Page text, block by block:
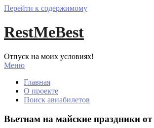
Перейти к содержимому
RestMeBest
Отпуск на моих условиях!
Меню
Главная
О проекте
Поиск авиабилетов
Вьетнам на майские праздники от